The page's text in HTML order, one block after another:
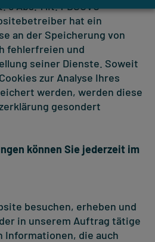
6 Abs. 1 lit. f DSGVO
hat ein
an der Speicherung von
fehlerfreien und
seiner Dienste. Soweit
zur Analyse Ihres
werden, werden diese
gesondert
können Sie jederzeit im
besuchen, erheben und
in unserem Auftrag tätige
Informationen, die auch